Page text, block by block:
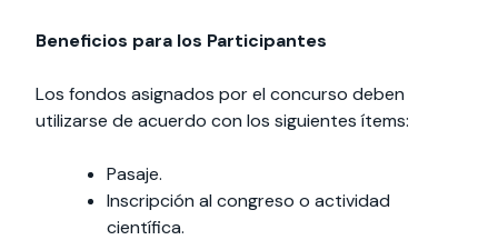
Beneficios para los Participantes
Los fondos asignados por el concurso deben
utilizarse de acuerdo con los siguientes ítems:
Pasaje.
Inscripción al congreso o actividad
científica.